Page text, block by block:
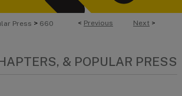
< Previous Next >
Press > 660
& POPULAR PRESS